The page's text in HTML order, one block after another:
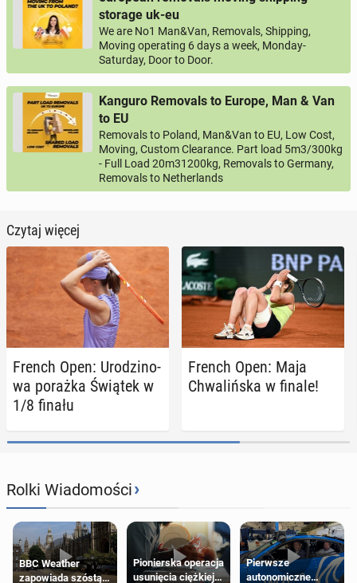
storage uk-eu
We are No1 Man&Van, Removals, Shipping,
Moving operating 6 days a week, Monday-
Saturday, Door to Door.
Kanguro Removals to Europe, Man & Van
to EU
Removals to Poland, Man&Van to EU, Low Cost,
Moving, Custom Clearance. Part load 5m3/300kg
- Full Load 20m31200kg, Removals to Germany,
Removals to Netherlands
Czytaj więcej
French Open: Uro­dzi­no­
wa porażka Świątek w
1/8 finału
French Open: Maja
Chwa­liń­ska w finale!
Rolki Wiadomości›
BBC Weather
zapowiada szóstą
Pionierska operacja
usunięcia ciężkiej
Pierwsze
autonomiczne